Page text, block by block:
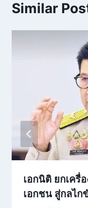
Similar
เอกนิติ ยกเครื่
เอกชน สู่กลไก